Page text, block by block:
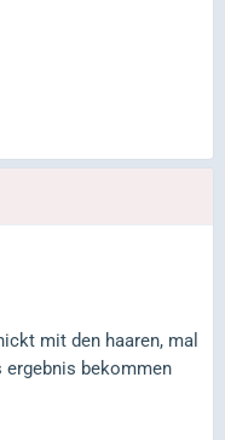
mit den haaren, mal
ergebnis bekommen